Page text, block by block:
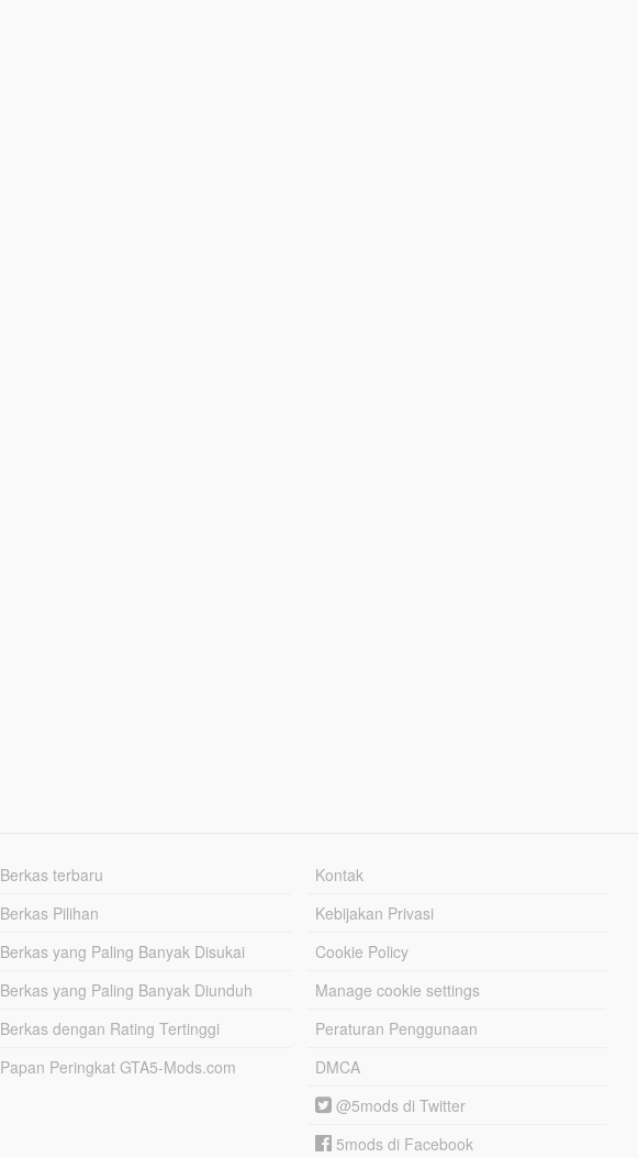
Berkas terbaru
Berkas Pilihan
Berkas yang Paling Banyak Disukai
Berkas yang Paling Banyak Diunduh
Berkas dengan Rating Tertinggi
Papan Peringkat GTA5-Mods.com
Kontak
Kebijakan Privasi
Cookie Policy
Manage cookie settings
Peraturan Penggunaan
DMCA
@5mods di Twitter
5mods di Facebook